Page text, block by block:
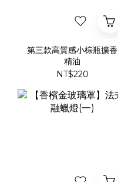
第三款高質感小棕瓶擴香
精油
NT$220